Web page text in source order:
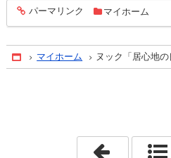
entry1598
パーマリンク マイホーム
Home
マイホーム ヌック「居心地の
「土地